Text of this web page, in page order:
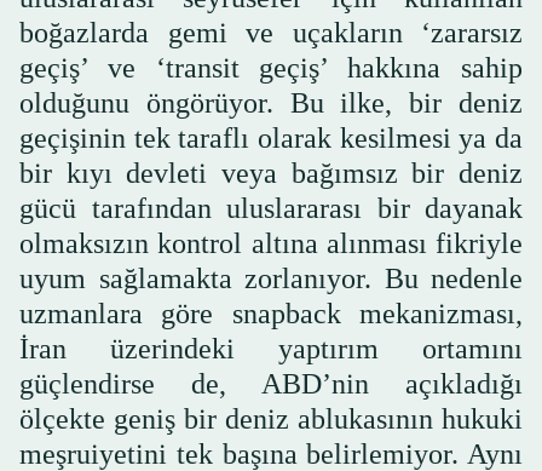
boğazlarda gemi ve uçakların ‘zararsız
geçiş’ ve ‘transit geçiş’ hakkına sahip
olduğunu öngörüyor. Bu ilke, bir deniz
geçişinin tek taraflı olarak kesilmesi ya da
bir kıyı devleti veya bağımsız bir deniz
gücü tarafından uluslararası bir dayanak
olmaksızın kontrol altına alınması fikriyle
uyum sağlamakta zorlanıyor. Bu nedenle
uzmanlara göre snapback mekanizması,
İran üzerindeki yaptırım ortamını
güçlendirse de, ABD’nin açıkladığı
ölçekte geniş bir deniz ablukasının hukuki
meşruiyetini tek başına belirlemiyor. Aynı